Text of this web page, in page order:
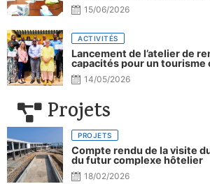
15/06/2026
ACTIVITÉS
Lancement de l’atelier de
capacités pour un tourisme
Djibouti.
14/05/2026
Projets
PROJETS
Compte rendu de la visite
du futur complexe hôtelier
18/02/2026